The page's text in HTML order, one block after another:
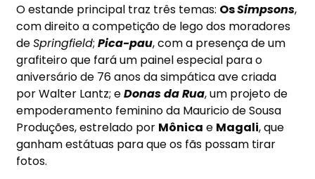
O estande principal traz três temas: OsSimpsons,
com direito a competição de lego dos moradores
deSpringfield;Pica-pau, com a presença de um
grafiteiro que fará um painel especial para o
aniversário de 76 anos da simpática ave criada
por Walter Lantz; eDonas da Rua, um projeto de
empoderamento feminino da Mauricio de Sousa
Produções, estrelado por Mônica e Magali, que
ganham estátuas para que os fãs possam tirar
fotos.